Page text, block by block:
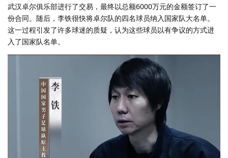
武汉卓尔俱乐部进行了交易，最终以总额6000万元的金额签订了一
份合同。随后，李铁很快将卓尔队的四名球员纳入国家队大名单。
这一过程引发了许多球迷的质疑，认为这些球员以有争议的方式进
入了国家队名单。